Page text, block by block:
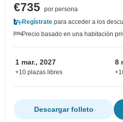
€735 por persona
Regístrate para acceder a los
Precio basado en una habitación
1 mar., 2027
+10 plazas libres
8
Descargar folleto